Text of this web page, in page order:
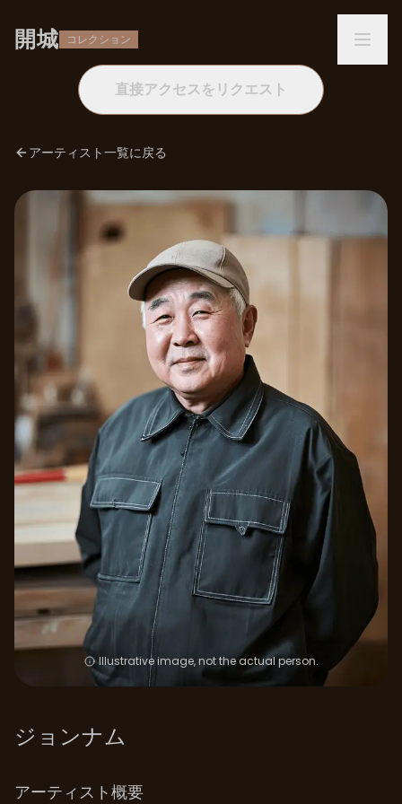
開城 コレクション
直接アクセスをリクエスト
アーティスト一覧に戻る
Illustrative image, not the actual person.
ジョンナム
アーティスト概要